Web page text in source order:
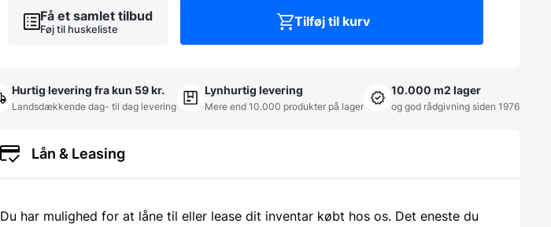
Flere
farver
Få et samlet tilbud
Føj til huskeliste Tilføj til kurv
Hurtig levering fra kun 59 kr.
Landsdækkende dag- til dag levering
Lynhurtig levering
Mere end 10.000 produkter på lager
10.000 m2 lager
og god rådgivning siden 1976
Lån & Leasing
Du har mulighed for at låne til eller lease dit inventar købt hos os. Det eneste du